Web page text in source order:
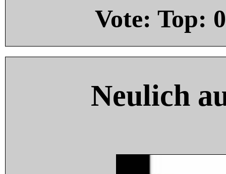
Vote: Top: 0
Neulich